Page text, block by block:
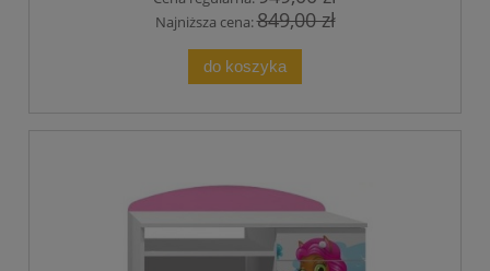
Najniższa cena:849,00 zł
do koszyka